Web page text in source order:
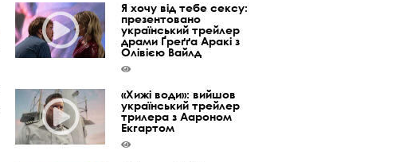
Я хочу від тебе сексу:
презентовано
український трейлер
драми Ґреґґа Аракі з
Олівією Вайлд
«Хижі води»: вийшов
український трейлер
трилера з Аароном
Екгартом